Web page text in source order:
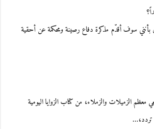
سوف أقدّم مذكرة دفاع رصينة ومحكمة عن أحقية
معظم الزميلات والزملاء، من كتاب الزوايا اليومية
تردد،…